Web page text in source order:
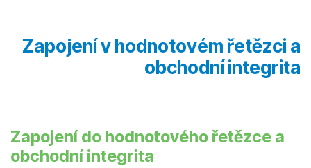
Zapojení v hodnotovém řetězci a
obchodní integrita
Zapojení do hodnotového řetězce a
obchodní integrita